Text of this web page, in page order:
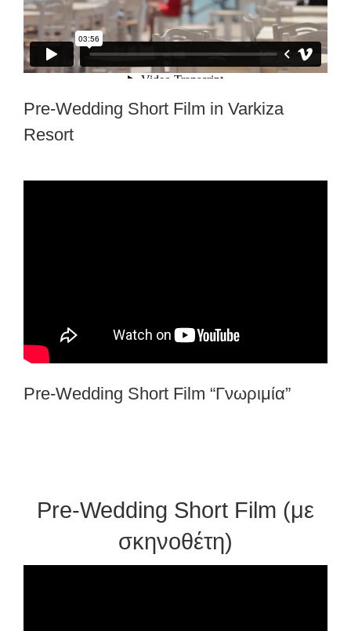
Pre-Wedding Short Film in Varkiza
Resort
Pre-Wedding Short Film “Γνωριμία”
Pre-Wedding Short Film (με
σκηνοθέτη)